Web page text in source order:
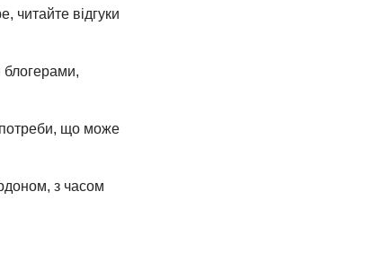
читайте відгуки
блогерами,
що може
з часом